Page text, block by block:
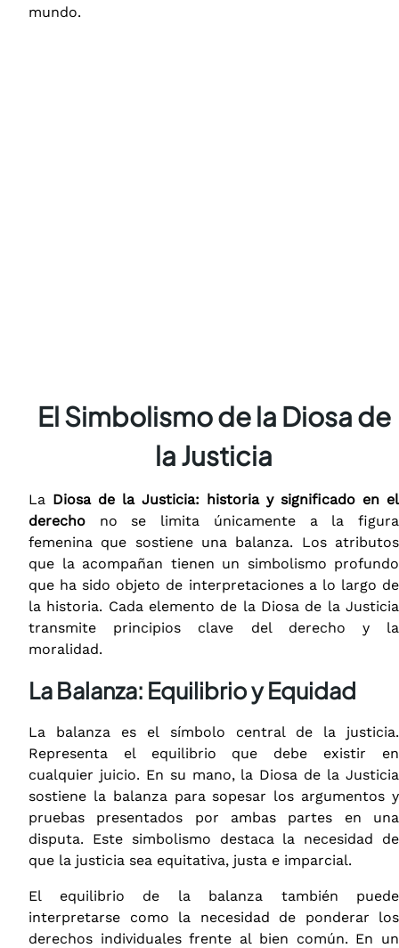
mundo.
El Simbolismo de la Diosa de
la Justicia
La Diosa de la Justicia: historia y significado en el
derecho no se limita únicamente a la figura
femenina que sostiene una balanza. Los atributos
que la acompañan tienen un simbolismo profundo
que ha sido objeto de interpretaciones a lo largo de
la historia. Cada elemento de la Diosa de la Justicia
transmite principios clave del derecho y la
moralidad.
La Balanza: Equilibrio y Equidad
La balanza es el símbolo central de la justicia.
Representa el equilibrio que debe existir en
cualquier juicio. En su mano, la Diosa de la Justicia
sostiene la balanza para sopesar los argumentos y
pruebas presentados por ambas partes en una
disputa. Este simbolismo destaca la necesidad de
que la justicia sea equitativa, justa e imparcial.
El equilibrio de la balanza también puede
interpretarse como la necesidad de ponderar los
derechos individuales frente al bien común. En un